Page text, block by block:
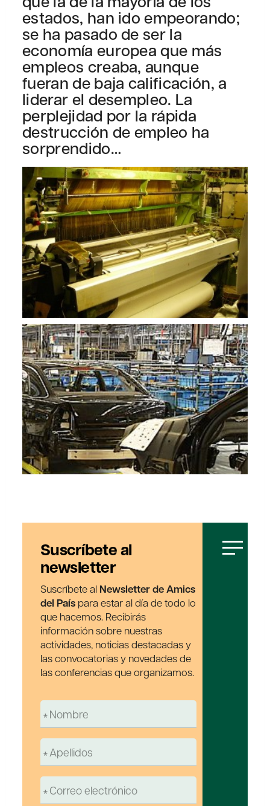
estados, han ido empeorando;
se ha pasado de ser la
economía europea que más
empleos creaba, aunque
fueran de baja calificación, a
liderar el desempleo. La
perplejidad por la rápida
destrucción de empleo ha
sorprendido…
Suscríbete al
newsletter
Suscríbete al Newsletter de Amics
del País para estar al día de todo lo
que hacemos. Recibirás
información sobre nuestras
actividades, noticias destacadas y
las convocatorias y novedades de
las conferencias que organizamos.